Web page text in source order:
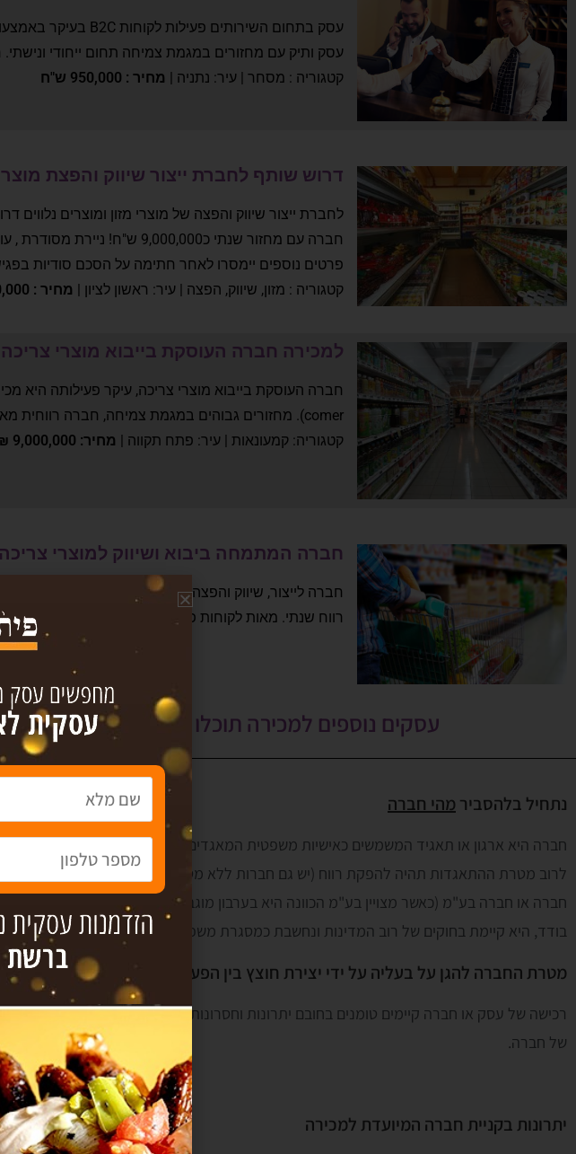
עסק בתחום השירותים פעילות לקוחות B2C בעיקר באמצעות מכירות באינטרנט.
עסק ותיק עם מחזורים במגמת צמיחה תחום ייחודי
קטגוריה : מסחר | עיר: נתניה | מחיר : 950,000 ש"ח
דרוש שותף לחברת ייצור שיווק והפצת מוצרי
לחברת ייצור שיווק והפצה של מוצרי מזון ומוצרים נלווים
חברה עם מחזור שנתי כ9,000,000 ש"ח! ניירת מסודרת , עובדים מול השוק המוסדי!
פרטים נוספים יימסרו לאחר חתימה על הסכם סודיות
קטגוריה : מזון, שיווק, הפצה | עיר: ראשון לציון | מחיר : 1,000,000 ש"ח
למכירה חברה העוסקת בייבוא מוצרי צריכה
comer). מחזורים גבוהים במגמת צמיחה, חברה רווחית מאוד.
קטגוריה: קמעונאות | עיר: פתח תקווה | מחיר: 9,000,000 ₪
חברה המתמחה ביבוא ושיווק למוצרי צריכה
רווח שנתי. מאות לקוחות פעילים. קטגוריה: מזון | עיר:
עסקים נוספים למכירה תוכלו למצוא במאגר
נתחיל בלהסביר מהי חברה
חברה היא ארגון או תאגיד המשמשים כאישיות משפטית המאגדים אנשים בעלי מטרה מסויימת
לרוב מטרת ההתאגדות תהיה להפקת רווח (יש גם חברות ללא מטרת רווח המיועדות לתרומה
חברה או חברה בע"מ (כאשר מצויין בע"מ הכוונה היא בערבון מוגבל) היא יישות נפרדת מבעליה,
בודד, היא קיימת בחוקים של רוב המדינות ונחשבת כמסגרת משפטית מקובלת לפעילות עסקית
מטרת החברה להגן על בעליה על ידי יצירת חוצץ בין הפעילות העסקית לבין בעלי
רכישה של עסק או חברה קיימים טומנים בחובם יתרונות וחסרונות, לכן חשוב להבין כל אחד
של חברה.
יתרונות בקניית חברה המיועדת למכירה